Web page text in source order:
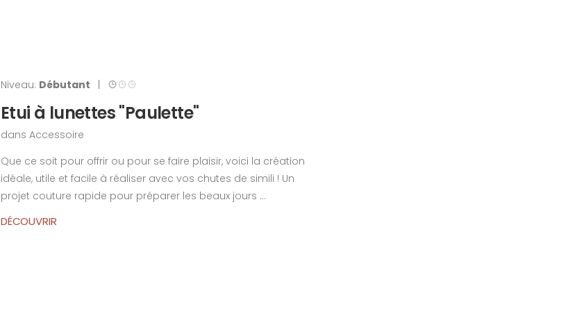
Niveau: Débutant
Etui à lunettes "Paulette"
dans Accessoire
Que ce soit pour offrir ou pour se faire plaisir, voici la création
idéale, utile et facile à réaliser avec vos chutes de simili ! Un
projet couture rapide pour préparer les beaux jours ...
DÉCOUVRIR